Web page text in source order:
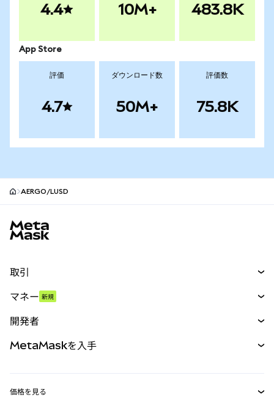
4.4 10M+ 483.8K
App Store
評価
4.7
ダウンロード数
50M+
評価数
75.8K
AERGO/LUSD
取引
パーペチュアル
RWA
マネー 新規
開発者
MetaMaskを入手
価格を見る